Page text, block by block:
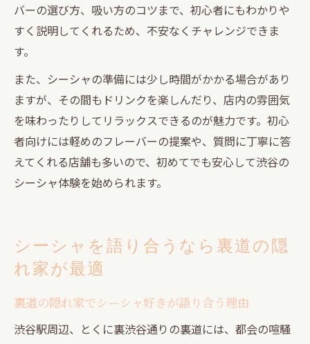
バーの選び方、吸い方のコツまで、初心者にもわかりや
すく説明してくれるため、不安なくチャレンジできま
す。
また、シーシャの準備には少し時間がかかる場合があり
ますが、その間もドリンクを楽しんだり、店内の雰囲気
を味わったりしてリラックスできるのが魅力です。初心
者向けには軽めのフレーバーの提案や、質問に丁寧に答
えてくれる店舗も多いので、初めてでも安心して渋谷の
シーシャ体験を始められます。
シーシャを語り合うなら裏道の隠
れ家が最適
裏道の隠れ家でシーシャ好きが語り合う理由
渋谷駅周辺、とくに裏渋谷通りの裏道には、都会の喧騒